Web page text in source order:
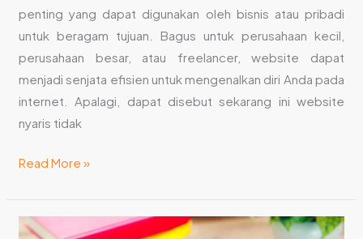
penting yang dapat digunakan oleh bisnis atau pribadi
untuk beragam tujuan. Bagus untuk perusahaan kecil,
perusahaan besar, atau freelancer, website dapat
menjadi senjata efisien untuk mengenalkan diri Anda pada
internet. Apalagi, dapat disebut sekarang ini website
nyaris tidak
Read More »
Pengertian